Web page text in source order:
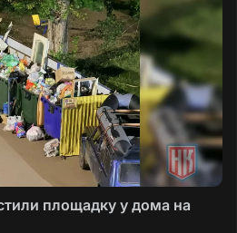
площадку у дома на